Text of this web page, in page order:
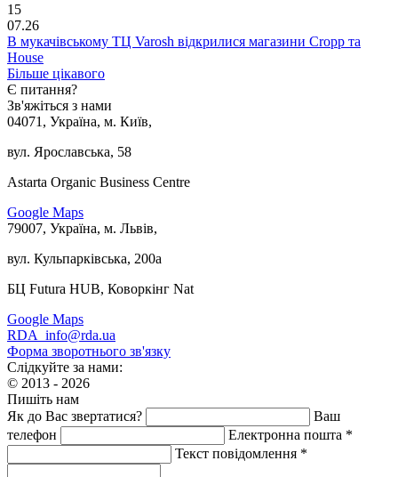
15
07.26
В мукачівському ТЦ Varosh відкрилися магазини Cropp та
House
Більше цікавого
Є питання?
Зв'яжіться з нами
04071, Україна, м. Київ,
вул. Ярославська, 58
Astarta Organic Business Centre
Google Maps
79007, Україна, м. Львів,
вул. Кульпарківська, 200а
БЦ Futura HUB, Коворкінг Nat
Google Maps
RDA_info@rda.ua
Форма зворотнього зв'язку
Слідкуйте за нами:
© 2013 - 2026
Пишіть нам
Як до Вас звертатися?
Ваш
телефон
Електронна пошта *
Текст повідомлення *